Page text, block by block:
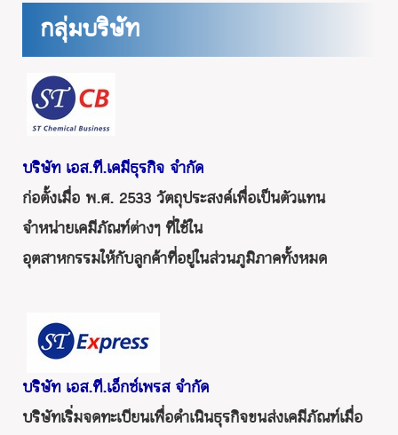
กลุ่มบริษัท
บริษัท เอส.ที.เคมีธุรกิจ จำกัด
ก่อตั้งเมื่อ พ.ศ. 2533 วัตถุประสงค์เพื่อเป็นตัวแทน
จำหน่ายเคมีภัณฑ์ต่างๆ ที่ใช้ใน
อุตสาหกรรมให้กับลูกค้าที่อยู่ในส่วนภูมิภาคทั้งหมด
บริษัท เอส.ที.เอ็กซ์เพรส จำกัด
บริษัทเริ่มจดทะเบียนเพื่อดำเนินธุรกิจขนส่งเคมีภัณฑ์เมื่อ